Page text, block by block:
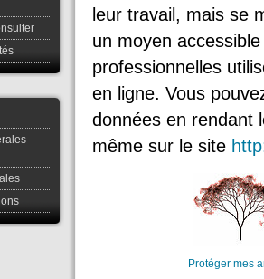
leur travail, mais se
un moyen
professionnelles
en ligne. Vous
données en rendant
même sur le site
Protéger mes